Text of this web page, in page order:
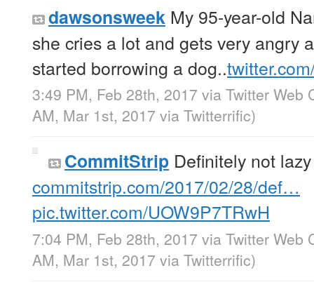
dawsonsweek My 95-year-old
she cries a lot and gets very angry
started borrowing a dog..
3:49 PM, Feb 28th, 2017 via Twitter Web
AM, Mar 1st, 2017 via Twitterrific)
CommitStrip Definitely not
commitstrip.com/2017/02/28/def…
pic.twitter.com/UOW9P7TRwH
7:04 PM, Feb 28th, 2017 via Twitter Web
AM, Mar 1st, 2017 via Twitterrific)